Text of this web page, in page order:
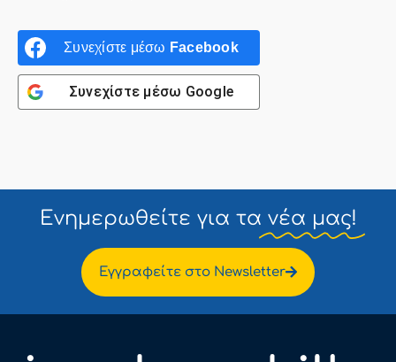
Συνεχίστε μέσω Facebook
Συνεχίστε μέσω Google
Ενημερωθείτε για τα νέα μας!
Εγγραφείτε στο Newsletter